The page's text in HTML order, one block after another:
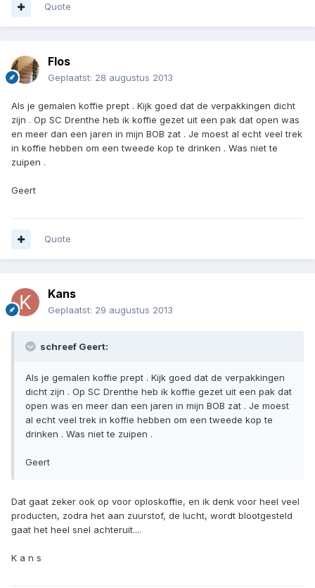
Quote
Flos
Geplaatst: 28 augustus 2013
Als je gemalen koffie prept . Kijk goed dat de verpakkingen dicht
zijn . Op SC Drenthe heb ik koffie gezet uit een pak dat open was
en meer dan een jaren in mijn BOB zat . Je moest al echt veel trek
in koffie hebben om een tweede kop te drinken . Was niet te
zuipen .
Geert
Quote
Kans
Geplaatst: 29 augustus 2013
schreef Geert:
Als je gemalen koffie prept . Kijk goed dat de verpakkingen
dicht zijn . Op SC Drenthe heb ik koffie gezet uit een pak dat
open was en meer dan een jaren in mijn BOB zat . Je moest
al echt veel trek in koffie hebben om een tweede kop te
drinken . Was niet te zuipen .
Geert
Dat gaat zeker ook op voor oploskoffie, en ik denk voor heel veel
producten, zodra het aan zuurstof, de lucht, wordt blootgesteld
gaat het heel snel achteruit....
K a n s